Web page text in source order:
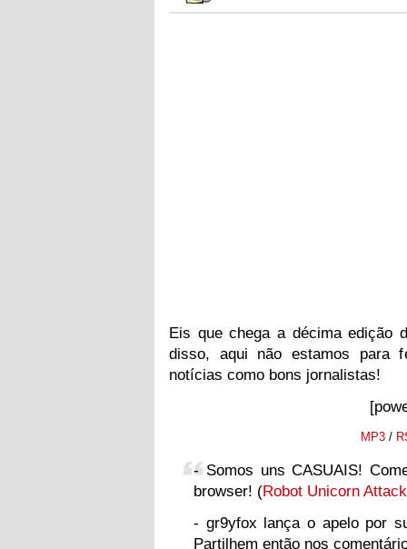
Eis que chega a décima edição
disso, aqui não estamos para
notícias como bons jornalistas!
MP3/
- Somos uns CASUAIS!
browser! (Robot Unicorn Attack
- gr9yfox lança o apelo por
Partilhem então nos